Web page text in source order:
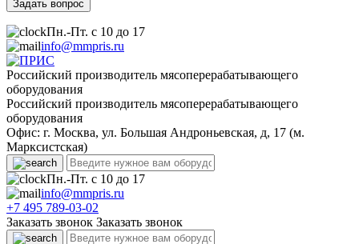
Пн.-Пт. с 10 до 17
info@mmpris.ru
Российский производитель мясоперерабатывающего
оборудования
Российский производитель мясоперерабатывающего
оборудования
Офис: г. Москва, ул. Большая Андроньевская, д, 17 (м.
Марксистская)
Пн.-Пт. с 10 до 17
info@mmpris.ru
+7 495 789-03-02
Заказать звонок Заказать звонок